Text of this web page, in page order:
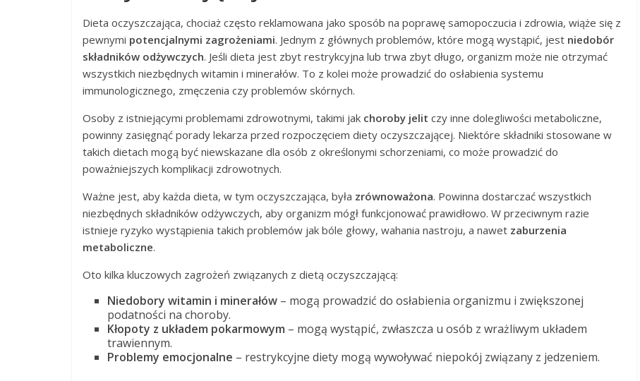
Dieta oczyszczająca, chociaż często reklamowana jako sposób na poprawę samopoczucia i zdrowia, wiąże się z
pewnymi potencjalnymi zagrożeniami. Jednym z głównych problemów, które mogą wystąpić, jest niedobór
składników odżywczych. Jeśli dieta jest zbyt restrykcyjna lub trwa zbyt długo, organizm może nie otrzymać
wszystkich niezbędnych witamin i minerałów. To z kolei może prowadzić do osłabienia systemu
immunologicznego, zmęczenia czy problemów skórnych.
Osoby z istniejącymi problemami zdrowotnymi, takimi jak choroby jelit czy inne dolegliwości metaboliczne,
powinny zasięgnąć porady lekarza przed rozpoczęciem diety oczyszczającej. Niektóre składniki stosowane w
takich dietach mogą być niewskazane dla osób z określonymi schorzeniami, co może prowadzić do
poważniejszych komplikacji zdrowotnych.
Ważne jest, aby każda dieta, w tym oczyszczająca, była zrównoważona. Powinna dostarczać wszystkich
niezbędnych składników odżywczych, aby organizm mógł funkcjonować prawidłowo. W przeciwnym razie
istnieje ryzyko wystąpienia takich problemów jak bóle głowy, wahania nastroju, a nawet zaburzenia
metaboliczne.
Oto kilka kluczowych zagrożeń związanych z dietą oczyszczającą:
Niedobory witamin i minerałów – mogą prowadzić do osłabienia organizmu i zwiększonej
podatności na choroby.
Kłopoty z układem pokarmowym – mogą wystąpić, zwłaszcza u osób z wrażliwym układem
trawiennym.
Problemy emocjonalne – restrykcyjne diety mogą wywoływać niepokój związany z jedzeniem.